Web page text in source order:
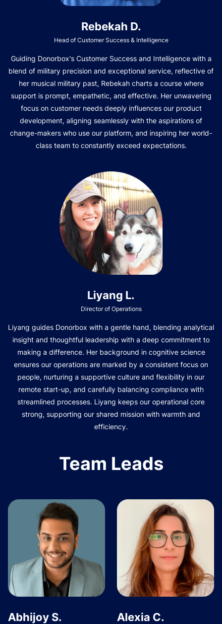
Rebekah D.
Head of Customer Success & Intelligence
Guiding Donorbox's Customer Success and Intelligence with a
blend of military precision and exceptional service, reflective of
her musical military past, Rebekah charts a course where
support is prompt, empathetic, and effective. Her unwavering
focus on customer needs deeply influences our product
development, aligning seamlessly with the aspirations of
change-makers who use our platform, and inspiring her world-
class team to constantly exceed expectations.
Liyang L.
Director of Operations
Liyang guides Donorbox with a gentle hand, blending analytical
insight and thoughtful leadership with a deep commitment to
making a difference. Her background in cognitive science
ensures our operations are marked by a consistent focus on
people, nurturing a supportive culture and flexibility in our
remote start-up, and carefully balancing compliance with
streamlined processes. Liyang keeps our operational core
strong, supporting our shared mission with warmth and
efficiency.
Team Leads
Abhijoy S. Alexia C.